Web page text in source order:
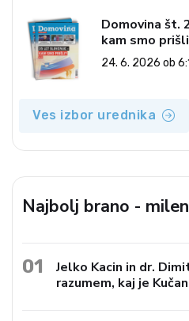
Domovina št.
kam smo
24. 6. 2026 ob
Ves izbor urednika
Najbolj brano -
01
Jelko Kacin in dr.
razumem, kaj je